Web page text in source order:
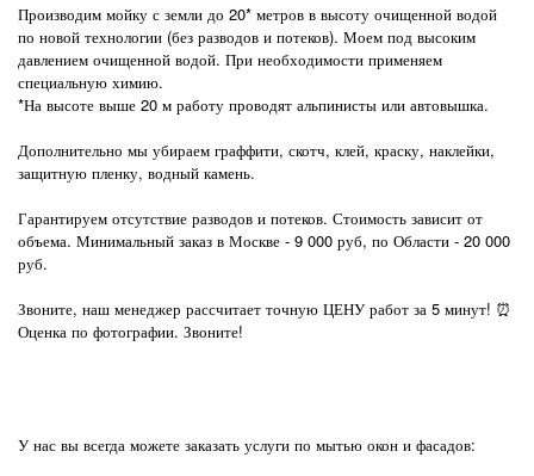
Производим мойку с земли до 20* метров в высоту очищенной водой
по новой технологии (без разводов и потеков). Моем под высоким
давлением очищенной водой. При необходимости применяем
специальную химию.
*На высоте выше 20 м работу проводят альпинисты или автовышка.
Дополнительно мы убираем граффити, скотч, клей, краску, наклейки,
защитную пленку, водный камень.
Гарантируем отсутствие разводов и потеков. Стоимость зависит от
объема. Минимальный заказ в Москве - 9 000 руб, по Области - 20 000
руб.
Звоните, наш менеджер рассчитает точную ЦЕНУ работ за 5 минут! ⏰
Оценка по фотографии. Звоните!
У нас вы всегда можете заказать услуги по мытью окон и фасадов: